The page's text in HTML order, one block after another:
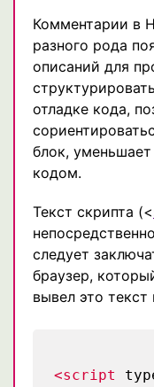
Комментарии в
разного рода
описаний для
отладке кода,
блок,
кодом.
Текст скрипта (<
следует
браузер,
вывел это текст
<script